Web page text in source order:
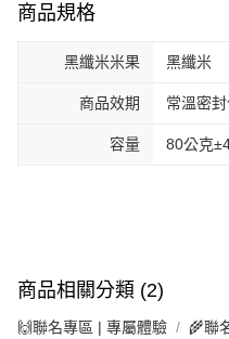
商品規格
黑纖米米果 黑纖米
商品效期 常溫密
容量 80公克
商品相關分類 (2)
🙌聯名專區 | 專屬體驗 🌾聯